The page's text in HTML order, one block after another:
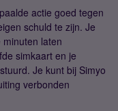
actie goed tegen
schuld te zijn. Je
laten
simkaart en je
Je kunt bij Simyo
verbonden